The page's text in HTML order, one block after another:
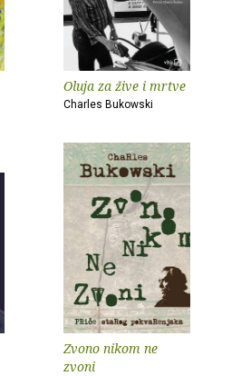
Oluja za žive i mrtve
Charles Bukowski
Zvono nikom ne
zvoni